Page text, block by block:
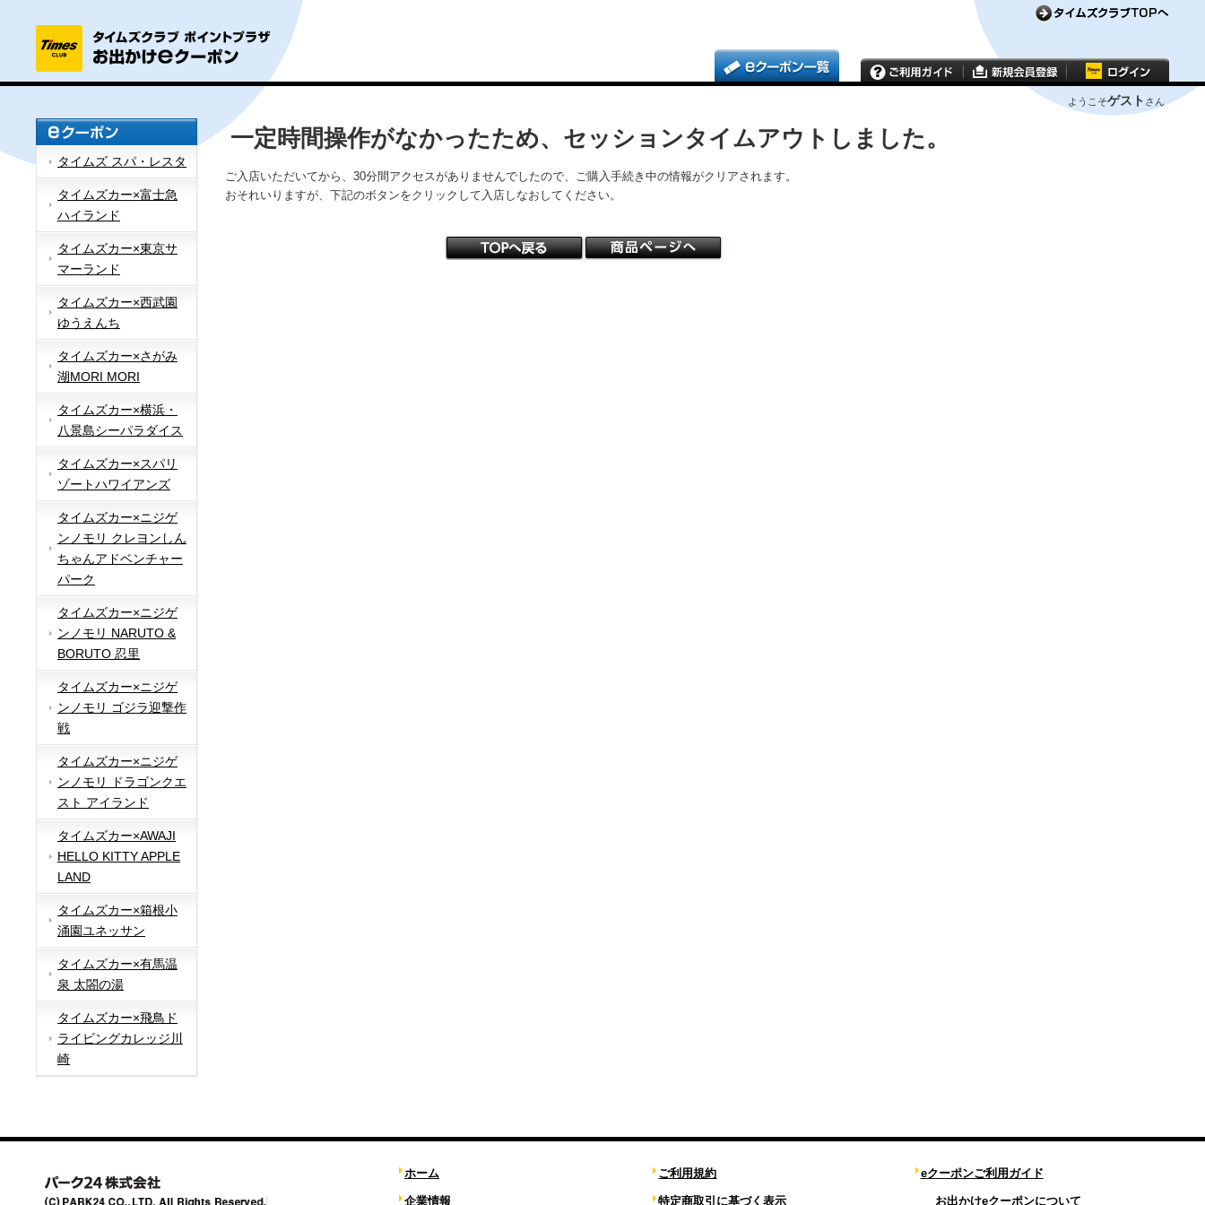
ようこそゲスト さん
タイムズ スパ・レスタ
タイムズカー×富士急
ハイランド
タイムズカー×東京サ
マーランド
タイムズカー×西武園
ゆうえんち
タイムズカー×さがみ
湖MORI MORI
タイムズカー×横浜・
八景島シーパラダイス
タイムズカー×スパリ
ゾートハワイアンズ
タイムズカー×ニジゲ
ンノモリ クレヨンしん
ちゃんアドベンチャー
パーク
タイムズカー×ニジゲ
ンノモリ NARUTO &
BORUTO 忍里
タイムズカー×ニジゲ
ンノモリ ゴジラ迎撃作
戦
タイムズカー×ニジゲ
ンノモリ ドラゴンクエ
スト アイランド
タイムズカー×AWAJI
HELLO KITTY APPLE
LAND
タイムズカー×箱根小
涌園ユネッサン
タイムズカー×有馬温
泉 太閤の湯
タイムズカー×飛鳥ド
ライビングカレッジ川
崎
一定時間操作がなかったため、セッションタイムアウトしました。
ご入店いただいてから、30分間アクセスがありませんでしたので、ご購入手続き中の情報がクリアされます。
おそれいりますが、下記のボタンをクリックして入店しなおしてください。
ホーム
企業情報
ご利用規約
特定商取引に基づく表示
eクーポンご利用ガイド
お出かけeクーポンについて